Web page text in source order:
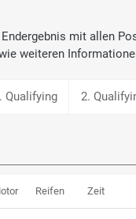
mit allen
weiteren
Qualifying 2.
Reifen Zeit